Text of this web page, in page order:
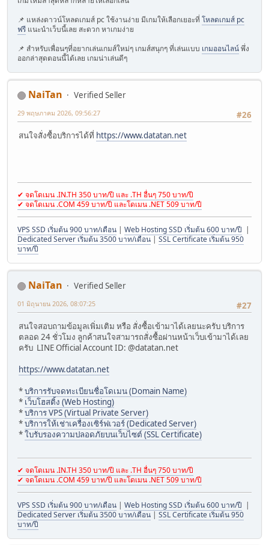
📌 แหล่งดาวน์โหลดเกมส์ pc ใช้งานง่าย มีเกมให้เลือกเยอะที่ โหลดเกมส์ pc
ฟรี แนะนำเว็บนี้เลย สะดวก หาเกมง่าย
📌 สำหรับเพื่อนๆที่อยากเล่นเกมส์ใหม่ๆ เกมส์สนุกๆ ที่เล่นแบบ เกมออนไลน์พึ่ง
ออกล่าสุดตอนนี้ได้เลย เกมน่าเล่นดีๆ
NaiTan
Verified Seller
#26
29 พฤษภาคม 2026, 09:56:27
สนใจสั่งซื้อบริการได้ที่ https://www.datatan.net
✔ จดโดเมน .IN.TH 350 บาท/ปี และ .TH อื่นๆ 750 บาท/ปี
✔ จดโดเมน .COM 459 บาท/ปี และโดเมน .NET 509 บาท/ปี
VPS SSD เริ่มต้น 900 บาท/เดือน | Web Hosting SSD เริ่มต้น 600 บาท/ปี |
Dedicated Server เริ่มต้น 3500 บาท/เดือน | SSL Certificate เริ่มต้น 950
บาท/ปี
NaiTan
Verified Seller
#27
01 มิถุนายน 2026, 08:07:25
สนใจสอบถามข้อมูลเพิ่มเติม หรือ สั่งซื้อเข้ามาได้เลยนะครับ บริการ
ตลอด 24 ชั่วโมง ลูกค้าสนใจสามารถสั่งซื้อผ่านหน้าเว็บเข้ามาได้เลย
ครับ LINE Official Account ID: @datatan.net
https://www.datatan.net
*บริการรับจดทะเบียนชื่อโดเมน (Domain Name)
* เว็บโฮสติ้ง (Web Hosting)
*บริการ VPS (Virtual Private Server)
*บริการให้เช่าเครื่องเซิร์ฟเวอร์ (Dedicated Server)
*ใบรับรองความปลอดภัยบนเว็บไซต์ (SSL Certificate)
✔ จดโดเมน .IN.TH 350 บาท/ปี และ .TH อื่นๆ 750 บาท/ปี
✔ จดโดเมน .COM 459 บาท/ปี และโดเมน .NET 509 บาท/ปี
VPS SSD เริ่มต้น 900 บาท/เดือน | Web Hosting SSD เริ่มต้น 600 บาท/ปี |
Dedicated Server เริ่มต้น 3500 บาท/เดือน | SSL Certificate เริ่มต้น 950
บาท/ปี